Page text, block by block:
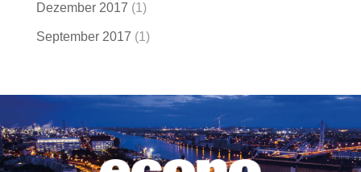
Dezember 2017 (1)
September 2017 (1)